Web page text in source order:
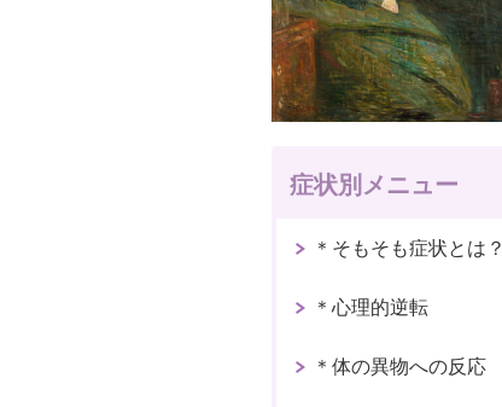
症状別メニュー
＊そもそも症状とは？
＊心理的逆転
＊体の異物への反応